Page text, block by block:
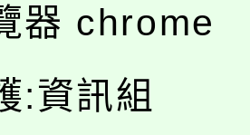
器 chrome
:資訊組